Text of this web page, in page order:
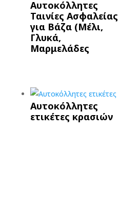
Αυτοκόλλητες
Ταινίες Ασφαλείας
για Βάζα (Μέλι,
Γλυκά,
Μαρμελάδες
Αυτοκόλλητες
ετικέτες κρασιών